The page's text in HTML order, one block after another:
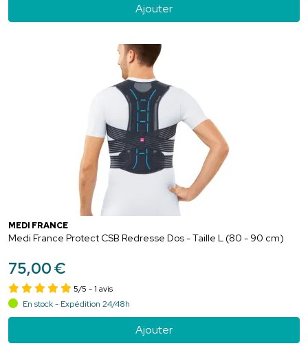
Ajouter
MEDI FRANCE
Medi France Protect CSB Redresse Dos - Taille L (80 - 90 cm)
75,00€
5/5 - 1 avis
En stock - Expédition 24/48h
Ajouter